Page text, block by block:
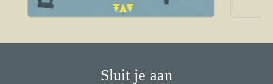
Sluit je aan